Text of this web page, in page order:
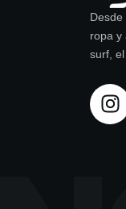
Desde
ropa y
surf,
I
n
s